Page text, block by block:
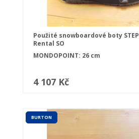
Použité snowboardové boty STEP
Rental SO
MONDOPOINT: 26 cm
4 107 Kč
BURTON